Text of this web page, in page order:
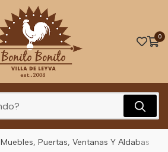
0
Muebles, Puertas, Ventanas Y Aldabas